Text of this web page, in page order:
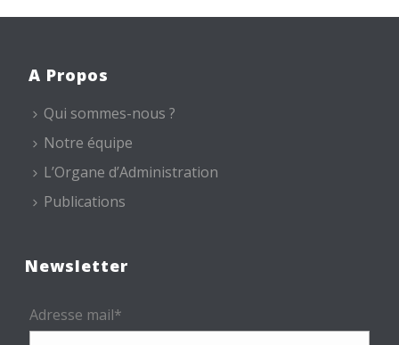
A Propos
Qui sommes-nous ?
Notre équipe
L’Organe d’Administration
Publications
Newsletter
Adresse mail*